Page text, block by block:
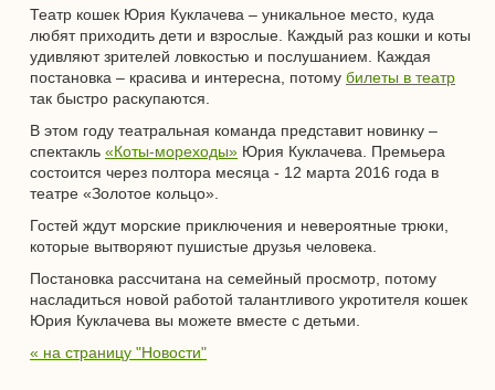
Театр кошек Юрия Куклачева – уникальное место, куда
любят приходить дети и взрослые. Каждый раз кошки и коты
удивляют зрителей ловкостью и послушанием. Каждая
постановка – красива и интересна, потому билеты в театр
так быстро раскупаются.
В этом году театральная команда представит новинку –
спектакль «Коты-мореходы» Юрия Куклачева. Премьера
состоится через полтора месяца - 12 марта 2016 года в
театре «Золотое кольцо».
Гостей ждут морские приключения и невероятные трюки,
которые вытворяют пушистые друзья человека.
Постановка рассчитана на семейный просмотр, потому
насладиться новой работой талантливого укротителя кошек
Юрия Куклачева вы можете вместе с детьми.
« на страницу "Новости"